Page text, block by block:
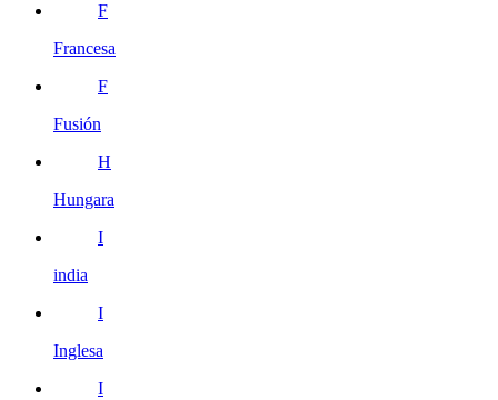
F
Francesa
F
Fusión
H
Hungara
I
india
I
Inglesa
I